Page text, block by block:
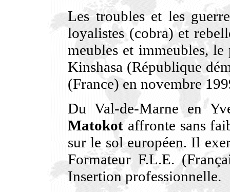
Les troubles et les
loyalistes (cobra) et
meubles et immeubles,
Kinshasa (République
(France) en novembre
Du Val-de-Marne en
Matokotaffronte sans
sur le sol européen. Il
Formateur F.L.E.
Insertion professionnelle.